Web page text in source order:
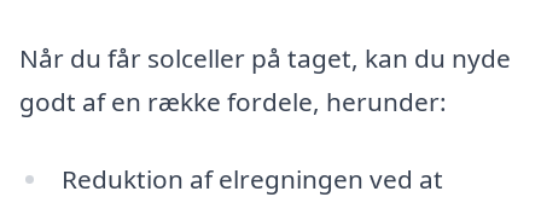
Når du får solceller på taget, kan du nyde
godt af en række fordele, herunder:
Reduktion af elregningen ved at